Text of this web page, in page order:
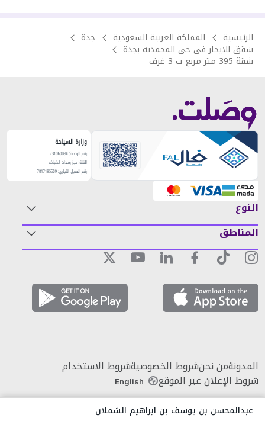
الرئيسية المملكة العربية السعودية جدة
شقق للايجار فى حى المحمدية بجدة
شقة 395 متر مربع ب 3 غرف
النوع
المناطق
المدونةمن نحنشروط الخصوصيةشروط الاستخدام
شروط الإعلان عبر الموقع English
عبدالمحسن بن يوسف بن ابراهيم الشملان